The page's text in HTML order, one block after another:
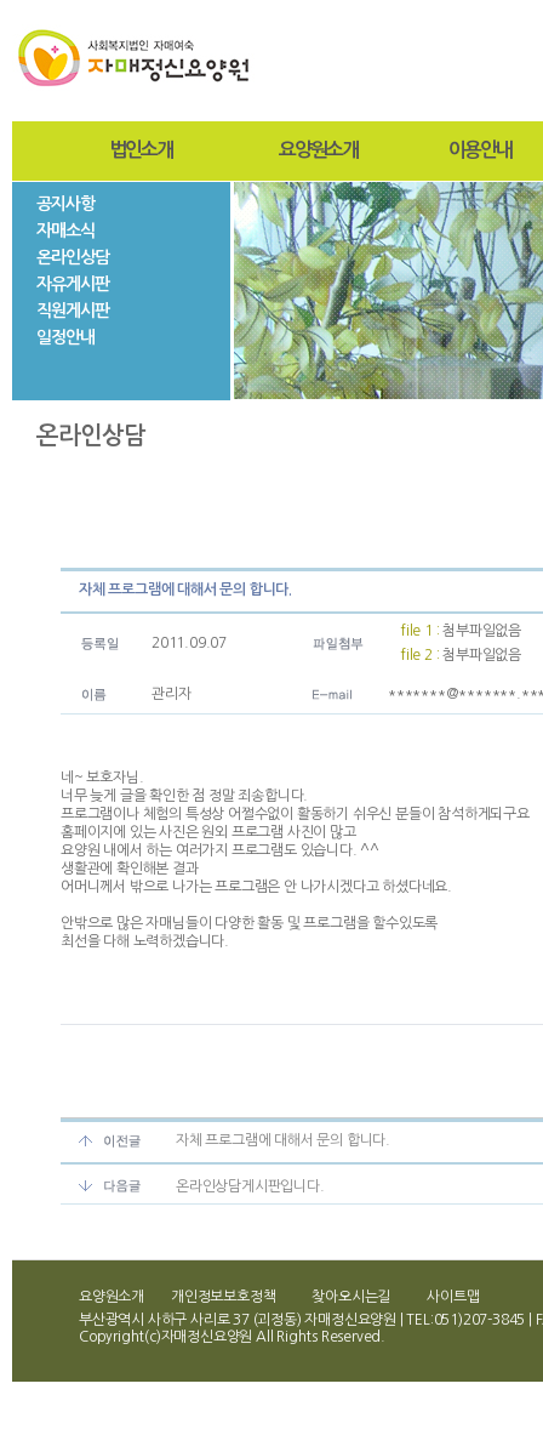
법인소개
사진자료
법인현황
요양원소개
인사말
설립목적 및 연혁
미션과비전
조직도
시설현황
층별안내
자매둘러보기
이용안내
입퇴원절차
찾아오시는길
사회재활서비스
공지사항
자매소식
온라인상담
자유게시판
직원게시판
일정안내
온라인상담
자체 프로그램에 대해서 문의 합니다.
2011.09.07
file 1 :첨부파일없음
file 2 :첨부파일없음
관리자
네~ 보호자님.
너무 늦게 글을 확인한 점 정말 죄송합니다.
프로그램이나 체험의 특성상 어쩔수없이 활동하기 쉬우신 분들이 참석하게되구요
홈페이지에 있는 사진은 원외 프로그램 사진이 많고
요양원 내에서 하는 여러가지 프로그램도 있습니다. ^^
생활관에 확인해본 결과
어머니께서 밖으로 나가는 프로그램은 안 나가시겠다고 하셨다네요.
안밖으로 많은 자매님들이 다양한 활동 및 프로그램을 할수있도록
최선을 다해 노력하겠습니다.
자체 프로그램에 대해서 문의 합니다.
온라인상담게시판입니다.
요양원소개 개인정보보호정책 찾아오시는길
사이트맵
부산광역시 사하구 사리로 37 (괴정동) 자매정신요양원 | TEL:051)207-3845
Copyright(c)자매정신요양원 All Rights Reserved.